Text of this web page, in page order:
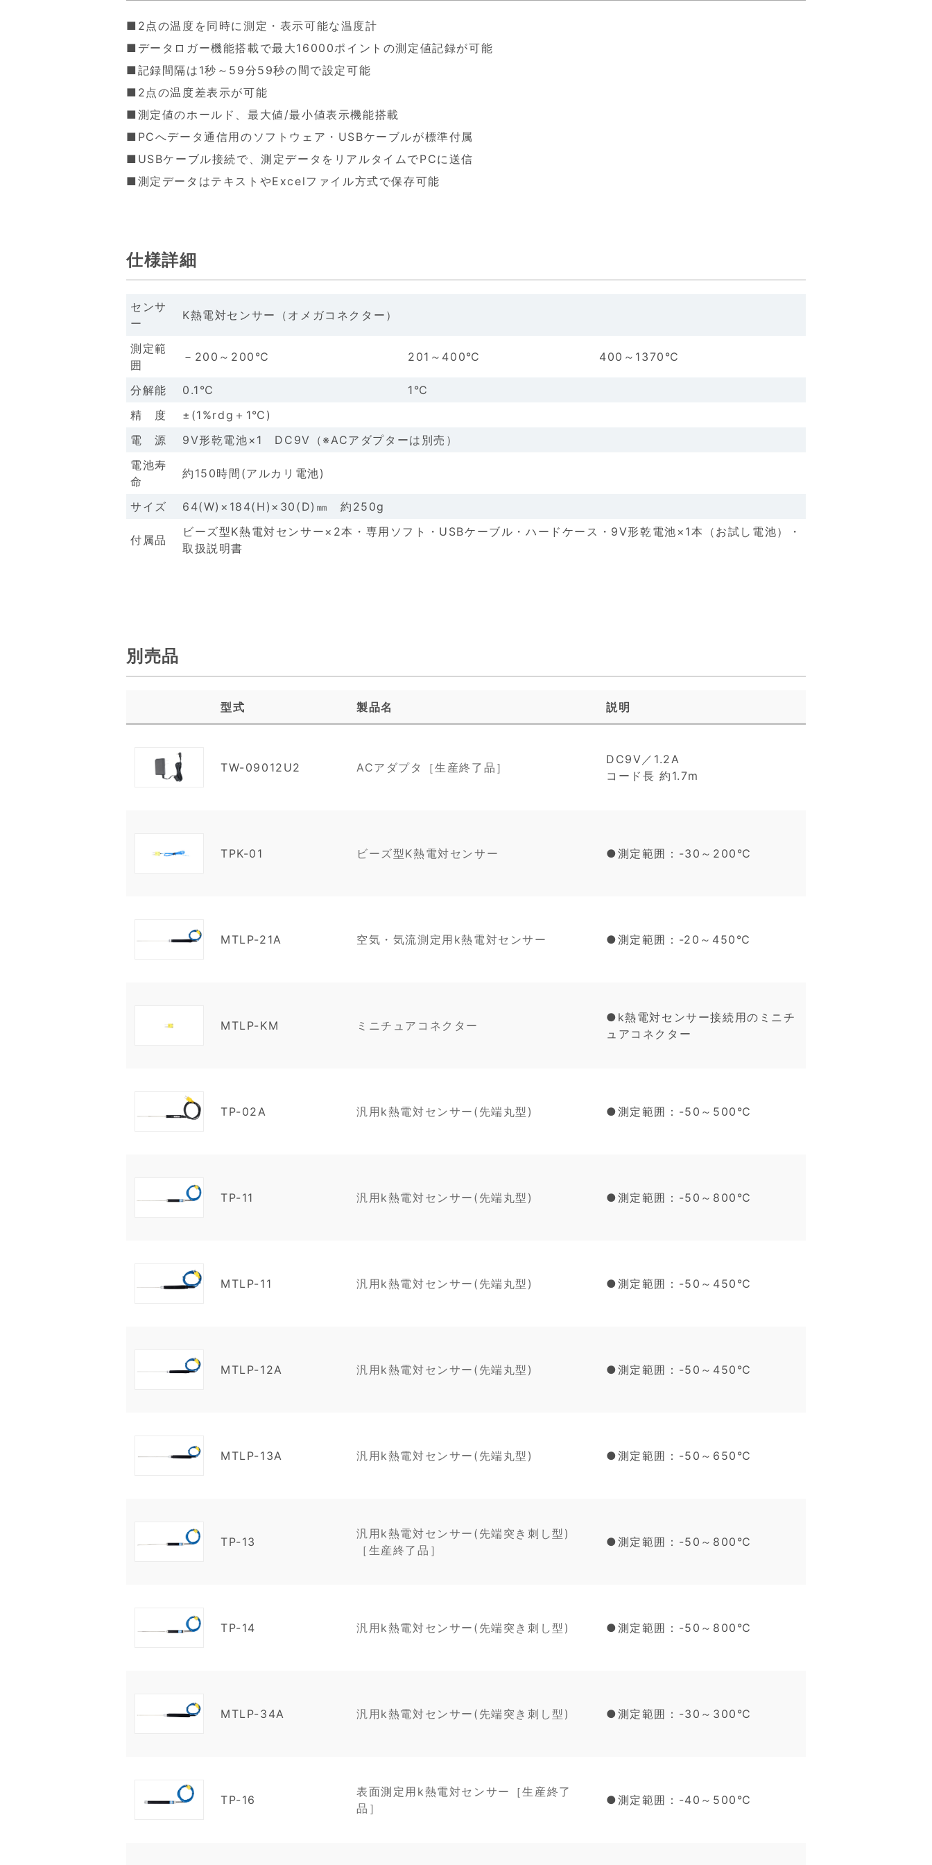
■2点の温度を同時に測定・表示可能な温度計
■データロガー機能搭載で最大16000ポイントの測定値記録が可能
■記録間隔は1秒～59分59秒の間で設定可能
■2点の温度差表示が可能
■測定値のホールド、最大値/最小値表示機能搭載
■PCへデータ通信用のソフトウェア・USBケーブルが標準付属
■USBケーブル接続で、測定データをリアルタイムでPCに送信
■測定データはテキストやExcelファイル方式で保存可能
仕様詳細
センサ
ー
K熱電対センサー（オメガコネクター）
測定範
囲
－200～200℃ 201～400℃ 400～1370℃
分解能 0.1℃
1℃
精 度
±(1%rdg＋1℃)
電 源
9V形乾電池×1 DC9V（※ACアダプターは別売）
電池寿
命
約150時間(アルカリ電池)
サイズ 64(W)×184(H)×30(D)㎜ 約250g
付属品
ビーズ型K熱電対センサー×2本・専用ソフト・USBケーブル・ハードケース・9V形乾電池×1本（お試し電池）・
取扱説明書
別売品
型式 製品名 説明
TW-09012U2 ACアダプタ［生産終了品］
DC9V／1.2A
コード長 約1.7m
TPK-01 ビーズ型K熱電対センサー ●測定範囲：-30～200℃
MTLP-21A 空気・気流測定用k熱電対センサー ●測定範囲：-20～450℃
MTLP-KM ミニチュアコネクター
●k熱電対センサー接続用のミニチ
ュアコネクター
TP-02A 汎用k熱電対センサー(先端丸型) ●測定範囲：-50～500℃
TP-11 汎用k熱電対センサー(先端丸型) ●測定範囲：-50～800℃
MTLP-11 汎用k熱電対センサー(先端丸型) ●測定範囲：-50～450℃
MTLP-12A 汎用k熱電対センサー(先端丸型) ●測定範囲：-50～450℃
MTLP-13A 汎用k熱電対センサー(先端丸型) ●測定範囲：-50～650℃
TP-13
汎用k熱電対センサー(先端突き刺し型)
［生産終了品］
●測定範囲：-50～800℃
TP-14 汎用k熱電対センサー(先端突き刺し型) ●測定範囲：-50～800℃
MTLP-34A 汎用k熱電対センサー(先端突き刺し型) ●測定範囲：-30～300℃
TP-16
表面測定用k熱電対センサー［生産終了
品］
●測定範囲：-40～500℃